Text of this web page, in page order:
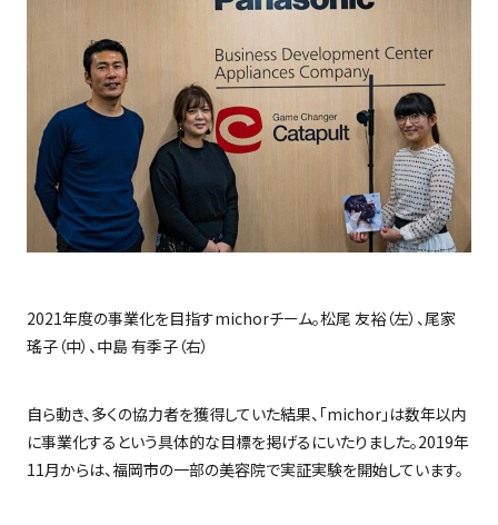
2021年度の事業化を目指すmichorチーム。松尾 友裕（左）、尾家
瑤子（中）、中島 有季子（右）
自ら動き、多くの協力者を獲得していた結果、「michor」は数年以内
に事業化するという具体的な目標を掲げるにいたりました。2019年
11月からは、福岡市の一部の美容院で実証実験を開始しています。